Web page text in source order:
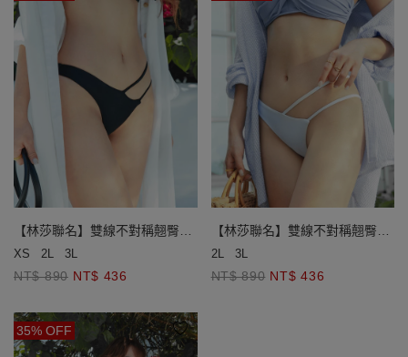
【林莎聯名】雙線不對稱翹臀泳
褲
XS 2L 3L
NT$ 890 NT$ 436
【林莎聯名】雙線不對稱翹臀泳
褲
2L 3L
NT$ 890 NT$ 436
35% OFF